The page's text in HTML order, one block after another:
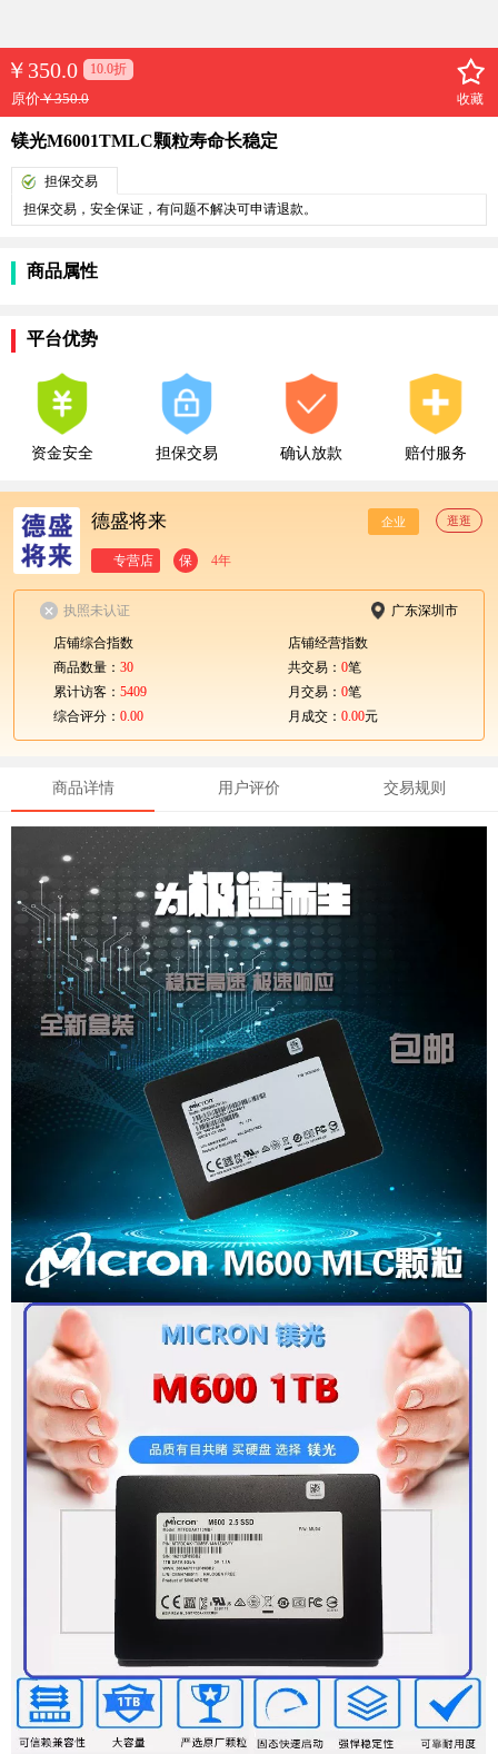
￥ 350.0 10.0折
原价￥350.0 收藏
镁光M6001TMLC颗粒寿命长稳定
担保交易
担保交易，安全保证，有问题不解决可申请退款。
商品属性
平台优势
资金安全 担保交易 确认放款 赔付服务
德盛将来 企业 逛逛
专营店 保 4年
执照未认证 广东深圳市
店铺综合指数
商品数量： 30
累计访客： 5409
综合评分： 0.00
店铺经营指数
共交易： 0笔
月交易： 0笔
月成交： 0.00元
商品详情 用户评价 交易规则